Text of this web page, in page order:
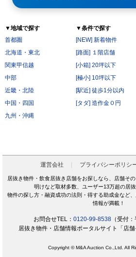
▼地域で探す
首都圏
北海道・東北
関東甲信越
中部
近畿・北陸
中国・四国
九州・沖縄
▼条件で探す
[NEW] 新着物件
[路面] １階店舗
[小箱] 20坪以下
[極小] 10坪以下
[駅近] 徒歩1分以内
[タダ] 造作金０円
運営会社 プライバシーポリシ
居抜き物件・飲食居抜き店舗をお探しなら、店舗そ
明けなど取材多数、ユーザー13万超の居抜
物件の探し方・融資成功の法則・得する助成金など
情報が満載！
お問合せTEL： 0120-99-8538（受付：
居抜き物件・店舗情報ポータルサイト「店舗
Copyright © M&A Auction Co.,Ltd. All